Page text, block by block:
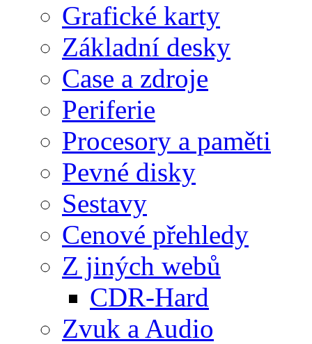
Grafické karty
Základní desky
Case a zdroje
Periferie
Procesory a paměti
Pevné disky
Sestavy
Cenové přehledy
Z jiných webů
CDR-Hard
Zvuk a Audio